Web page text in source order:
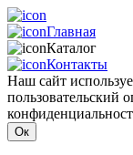
Главная
Каталог
Контакты
Наш сайт
пользовательский
Ок